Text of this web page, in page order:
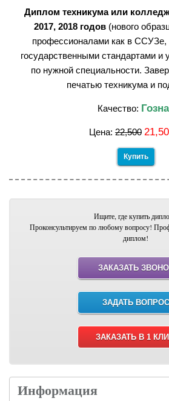
Диплом техникума или
2017, 2018 годов (нового
профессионалами как в ССУЗе,
государственными стандартами и
по нужной специальности.
печатью техникума и
Качество:
Цена: 22,500
Купить
Ищите, где купить
Проконсультируем по любому вопросу!
диплом!
ЗАКАЗАТЬ
ЗАДАТЬ ВОПРОС
ЗАКАЗАТЬ В 1
Информация